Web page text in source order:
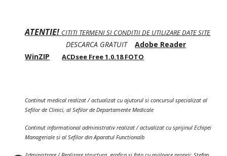
ATENTIE! CITITI TERMENI SI CONDITII DE UTILIZARE DATE SITE
DESCARCA GRATUIT
Adobe Reader
WinZIP
ACDsee Free 1.0.18 FOTO
Continut medical realizat / actualizat cu ajutorul si concursul specializat al
Sefilor de Clinici, al Sefilor de Departamente Medicale
Continut informational administrativ realizat / actualizat cu sprijinul Echipei
Manageriale si al Sefilor din Aparatul Functionalb